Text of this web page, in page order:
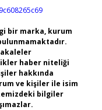
bir marka, kurum
haber niteliği
hakkında
ve kişiler ile isim
bilgiler